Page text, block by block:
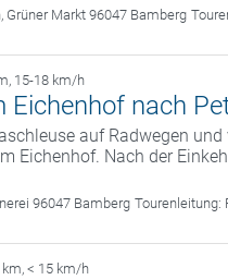
Grüner Markt 96047 Bamberg
, 15-18 km/h
Eichenhof nach
auf Radwegen
Eichenhof. Nach der
96047 Bamberg Tourenleitung:
km, < 15 km/h